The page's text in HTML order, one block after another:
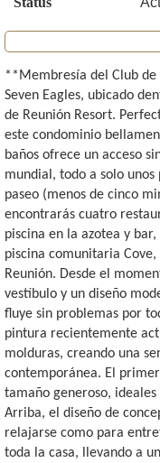
**Membresía del Club
Seven Eagles, ubicado
de Reunión Resort.
este condominio
baños ofrece un acceso
mundial, todo a solo
paseo (menos de cinco
encontrarás cuatro
piscina en la azotea y
piscina comunitaria
Reunión. Desde el
vestíbulo y un diseño
fluye sin problemas por
pintura recientemente
molduras, creando una
contemporánea. El
tamaño generoso,
Arriba, el diseño de
relajarse como para
toda la casa, llevando a